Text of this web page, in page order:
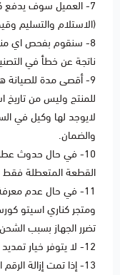
7- العميل سوف يدفع
(الاستلام والتسليم وقيمتها
8- سنقوم بفحص اي
ناتجة عن خطأ في
للمنتج وليس من تاريخ
والضمان.
10- في حال حدوث
القطعة المتعطلة فقط
11- في حال عدم
ومتجر كناري اسيتو
تضرر الجهاز بسبب الشحن
12- لا يتوفر خيار تمديد ضمان
13- إذا تمت إزالة